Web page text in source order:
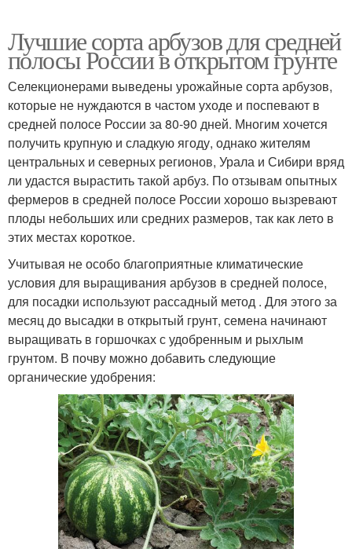
Лучшие сорта арбузов для средней
полосы России в открытом грунте
Селекционерами выведены урожайные сорта арбузов,
которые не нуждаются в частом уходе и поспевают в
средней полосе России за 80-90 дней. Многим хочется
получить крупную и сладкую ягоду, однако жителям
центральных и северных регионов, Урала и Сибири вряд
ли удастся вырастить такой арбуз. По отзывам опытных
фермеров в средней полосе России хорошо вызревают
плоды небольших или средних размеров, так как лето в
этих местах короткое.
Учитывая не особо благоприятные климатические
условия для выращивания арбузов в средней полосе,
для посадки используют рассадный метод . Для этого за
месяц до высадки в открытый грунт, семена начинают
выращивать в горшочках с удобренным и рыхлым
грунтом. В почву можно добавить следующие
органические удобрения: